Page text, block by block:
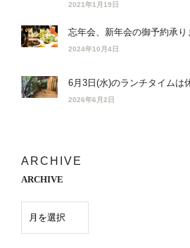
2021年1月19日
忘年会、新年会の御予約承り
2024年10月4日
6月3日(水)のランチタイムは
2026年6月2日
ARCHIVE
ARCHIVE